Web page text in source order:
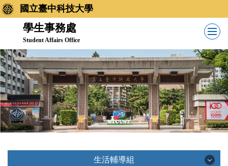
跳
到
內
容
區
國立臺中科技大學
學生事務處
Student Affairs Office
生活輔導組